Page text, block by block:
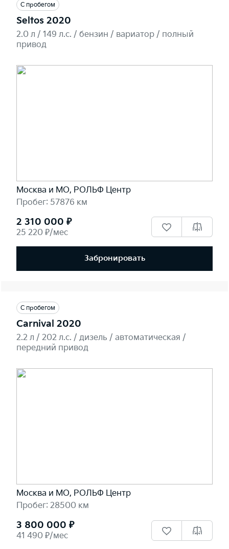
С пробегом
Seltos 2020
2.0 л / 149 л.c. / бензин / вариатор / полный
привод
Москва и МО, РОЛЬФ Центр
Пробег: 57876 км
2 310 000 ₽
25 220 ₽/мес
Забронировать
С пробегом
Carnival 2020
2.2 л / 202 л.c. / дизель / автоматическая /
передний привод
Москва и МО, РОЛЬФ Центр
Пробег: 28500 км
3 800 000 ₽
41 490 ₽/мес